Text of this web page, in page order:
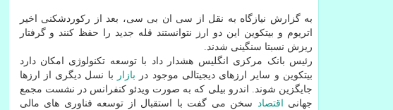
به گزارش نیازگاه به نقل از سی ان بی سی، بعد از رکوردشکنی اخیر
اتریوم و بیتکوین این دو ارز نتوانستند قله جدید را حفظ کنند و گرفتار
ریزش نسبتا سنگینی شدند.
رئیس بانک مرکزی انگلیس هشدار داد با توسعه تکنولوژی امکان دارد
بیتکوین و سایر ارزهای دیجیتالی موجود در بازار
با نسل دیگری از ارزها
جایگزین شوند. اندرو بیلی که به صورت ویدئو کنفرانس در نشست مجمع
جهانی
اقتصاد سخن می گفت با استقبال از توسعه فناوری های مالی